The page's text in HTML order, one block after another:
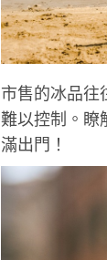
市售的冰品往
難以控制。瞭
滿出門！